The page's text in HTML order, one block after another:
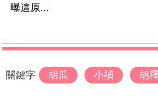
曝這原...
關鍵字 胡瓜 小禎 胡